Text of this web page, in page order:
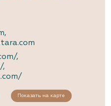
,
,
,
Показать на карте